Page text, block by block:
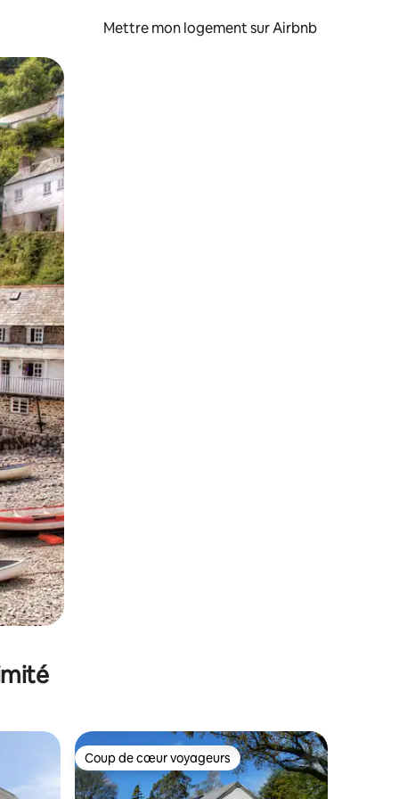
Mettre mon logement sur Airbnb
glisser.
appréciés Coup de cœur voyageurs
Coup de cœur voyageurs